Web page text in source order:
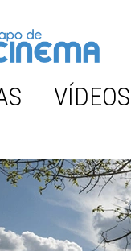
VÍDEOS